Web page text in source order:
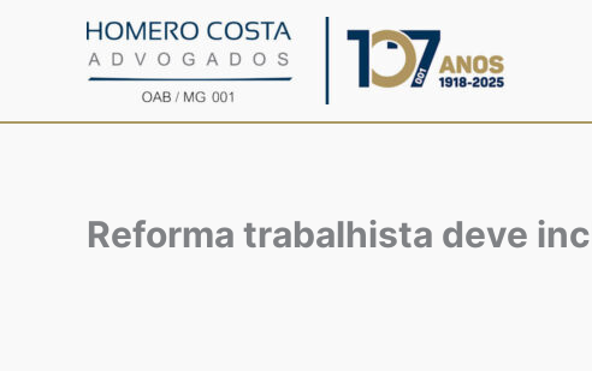
Reforma trabalhista deve